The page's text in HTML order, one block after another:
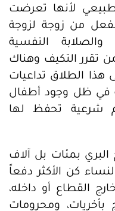
لأنها تعرضت
من زوجة لزوجة
النفسية
تقرر التكيف وهناك
الطلاق تداعيات
في ظل وجود أطفال
شرعية تحفظ لها
بمئات بل آلاف
كن الأكثر دفعاً
القطاع أو داخله،
بأخريات، ومحرومات